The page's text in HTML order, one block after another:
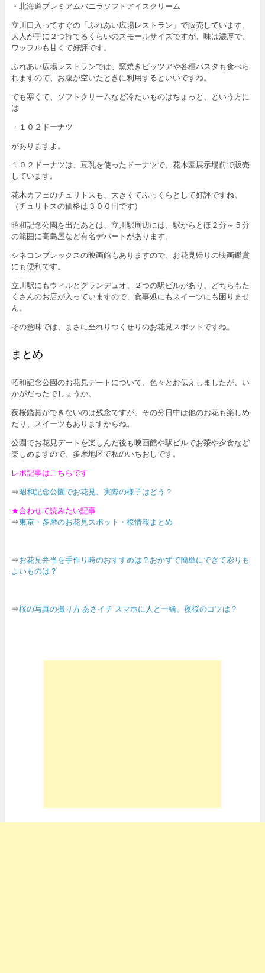
・北海道プレミアムバニラソフトアイスクリーム
立川口入ってすぐの「ふれあい広場レストラン」で販売しています。
大人が手に２つ持てるくらいのスモールサイズですが、味は濃厚で、
ワッフルも甘くて好評です。
ふれあい広場レストランでは、窯焼きピッツアや各種パスタも食べら
れますので、お腹が空いたときに利用するといいですね。
でも寒くて、ソフトクリームなど冷たいものはちょっと、という方に
は
・１０２ドーナツ
がありますよ。
１０２ドーナツは、豆乳を使ったドーナツで、花木園展示場前で販売
しています。
花木カフェのチュリトスも、大きくてふっくらとして好評ですね。
（チュリトスの価格は３００円です）
昭和記念公園を出たあとは、立川駅周辺には、駅からとほ２分～５分
の範囲に高島屋など有名デパートがあります。
シネコンプレックスの映画館もありますので、お花見帰りの映画鑑賞
にも便利です。
立川駅にもウィルとグランデュオ、２つの駅ビルがあり、どちらもた
くさんのお店が入っていますので、食事処にもスイーツにも困りませ
ん。
その意味では、まさに至れりつくせりのお花見スポットですね。
まとめ
昭和記念公園のお花見デートについて、色々とお伝えしましたが、い
かがだったでしょうか。
夜桜鑑賞ができないのは残念ですが、その分日中は他のお花も楽しめ
たり、スイーツもありますからね。
公園でお花見デートを楽しんだ後も映画館や駅ビルでお茶や夕食など
楽しめますので、多摩地区で私のいちおしです。
レポ記事はこちらです
⇒昭和記念公園でお花見、実際の様子はどう？
★合わせて読みたい記事
⇒東京・多摩のお花見スポット・桜情報まとめ
⇒お花見弁当を手作り時のおすすめは？おかずで簡単にできて彩りも
よいものは？
⇒桜の写真の撮り方 あさイチ スマホに人と一緒、夜桜のコツは？